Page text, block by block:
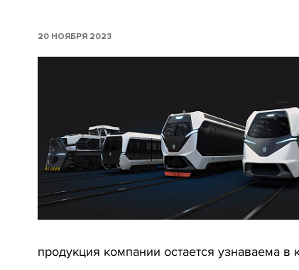
20 НОЯБРЯ 2023
продукция компании остается узнаваема в